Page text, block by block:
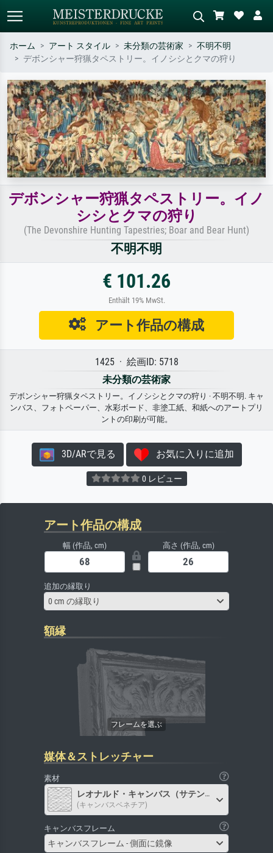
作家名・作品名・スタイルで検索
– 例：モネ、星月夜、印象派、北
斎の波、ヌード。
シーンを説明してください – 例：
緑の草原、赤の多い抽象画、暗い
油絵、木のそばの立ち姿のヌー
ド。
ホーム アート スタイル 未分類の芸術家
不明不明
デボンシャー狩猟タペストリー。イノシシとクマの狩り
デボンシャー狩猟タペストリー。イノ
シシとクマの狩り
(The Devonshire Hunting Tapestries; Boar and Bear Hunt)
不明不明
€ 101.26
Enthält 19% MwSt.
アート作品の構成
1425 · 絵画ID: 5718
未分類の芸術家
デボンシャー狩猟タペストリー。イノシシとクマの狩り · 不明不明. キャ
ンバス、フォトペーパー、水彩ボード、非塗工紙、和紙へのアートプリ
ントの印刷が可能。
3D/ARで見る お気に入りに追加
0 レビュー
アート作品の構成
幅 (作品, cm) 高さ (作品, cm)
追加の縁取り
0 cm の縁取り
額縁
媒体＆ストレッチャー
素材
レオナルド・キャンバス（サテン）
(キャンバスベネチア)
キャンバスフレーム
キャンバスフレーム - 側面に鏡像